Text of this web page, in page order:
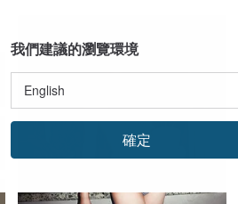
我們建議的瀏覽環境
確定